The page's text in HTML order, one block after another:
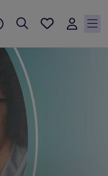
Preferiti, 0
salvate